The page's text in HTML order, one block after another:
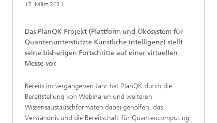
17. März 2021
Das PlanQK-Projekt (Plattform und Ökosystem für
Quantenunterstützte Künstliche Intelligenz) stellt
seine bisherigen Fortschritte auf einer virtuellen
Messe vor.
Bereits im vergangenen Jahr hat PlanQK durch die
Bereitstellung von Webinaren und weiteren
Wissensaustauschformaten dabei geholfen, das
Verständnis und die Bereitschaft für Quantencomputing